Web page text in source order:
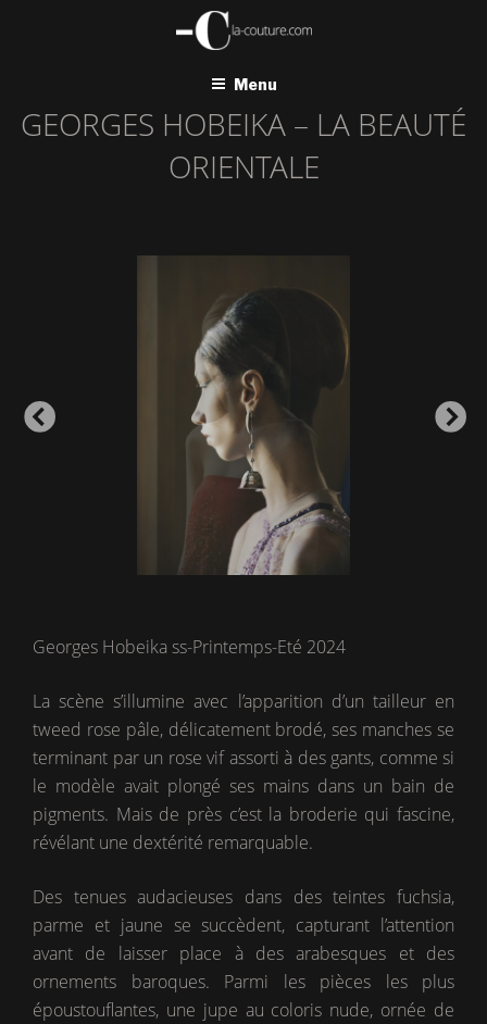
Menu
GEORGES HOBEIKA – LA BEAUTÉ
ORIENTALE
Georges Hobeika ss-Printemps-Eté 2024
La scène s’illumine avec l’apparition d’un tailleur en
tweed rose pâle, délicatement brodé, ses manches se
terminant par un rose vif assorti à des gants, comme si
le modèle avait plongé ses mains dans un bain de
pigments. Mais de près c’est la broderie qui fascine,
révélant une dextérité remarquable.
Des tenues audacieuses dans des teintes fuchsia,
parme et jaune se succèdent, capturant l’attention
avant de laisser place à des arabesques et des
ornements baroques. Parmi les pièces les plus
époustouflantes, une jupe au coloris nude, ornée de